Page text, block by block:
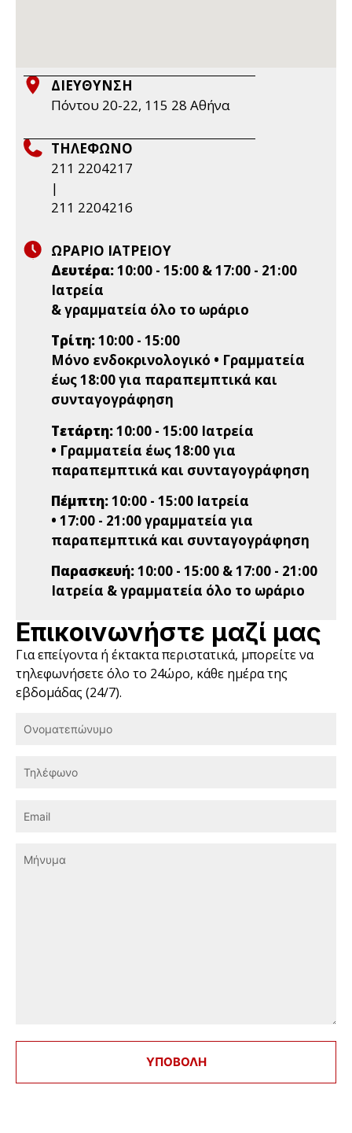
ΔΙΕΥΘΥΝΣΗ
Πόντου 20-22, 115 28 Aθήνα
ΤΗΛΕΦΩΝΟ
211 2204217
|
211 2204216
ΩΡΑΡΙΟ ΙΑΤΡΕΙΟΥ
Δευτέρα:10:00 - 15:00 & 17:00 - 21:00
Ιατρεία
& γραμματεία όλο το ωράριο
Τρίτη:10:00 - 15:00
Μόνο ενδοκρινολογικό • Γραμματεία
έως 18:00 για παραπεμπτικά και
συνταγογράφηση
Τετάρτη:10:00 - 15:00 Ιατρεία
• Γραμματεία έως 18:00 για
παραπεμπτικά και συνταγογράφηση
Πέμπτη:10:00 - 15:00 Ιατρεία
• 17:00 - 21:00 γραμματεία για
παραπεμπτικά και συνταγογράφηση
Παρασκευή:10:00 - 15:00 & 17:00 - 21:00
Ιατρεία & γραμματεία όλο το ωράριο
Επικοινωνήστε μαζί μας
Για επείγοντα ή έκτακτα περιστατικά, μπορείτε να
τηλεφωνήσετε όλο το 24ώρο, κάθε ημέρα της
εβδομάδας (24/7).